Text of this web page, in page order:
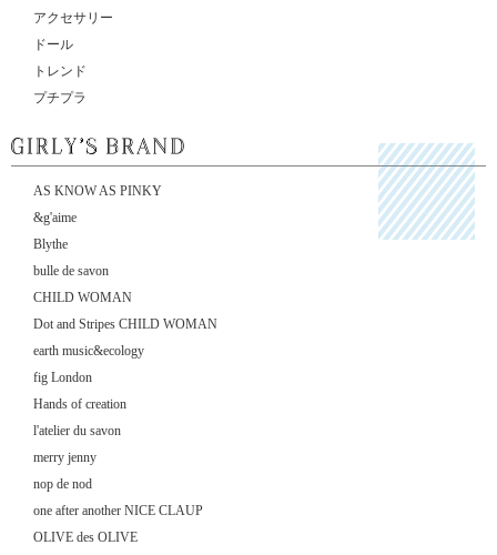
アクセサリー
ドール
トレンド
プチプラ
AS KNOW AS PINKY
&g'aime
Blythe
bulle de savon
CHILD WOMAN
Dot and Stripes CHILD WOMAN
earth music&ecology
fig London
Hands of creation
l'atelier du savon
merry jenny
nop de nod
one after another NICE CLAUP
OLIVE des OLIVE